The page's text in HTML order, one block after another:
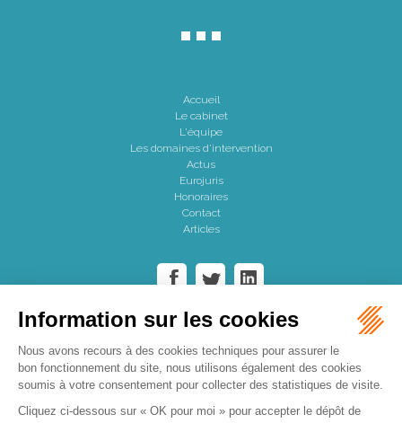
Accueil
Le cabinet
L'équipe
Les domaines d'intervention
Actus
Eurojuris
Honoraires
Contact
Articles
Cabinet AVODÈS